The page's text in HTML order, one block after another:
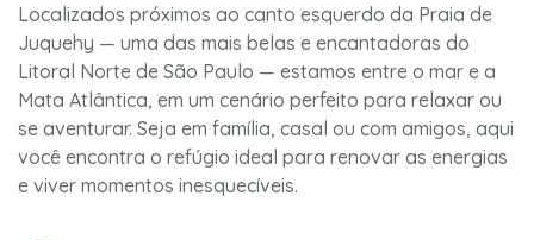
Localizados próximos ao canto esquerdo da Praia de
Juquehy — uma das mais belas e encantadoras do
Litoral Norte de São Paulo — estamos entre o mar e a
Mata Atlântica, em um cenário perfeito para relaxar ou
se aventurar. Seja em família, casal ou com amigos, aqui
você encontra o refúgio ideal para renovar as energias
e viver momentos inesquecíveis.